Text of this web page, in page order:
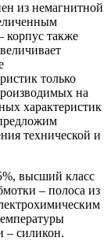
из немагнитной
корпус также
только
на
характеристик
технической и
высший класс
– полоса из
– силикон.